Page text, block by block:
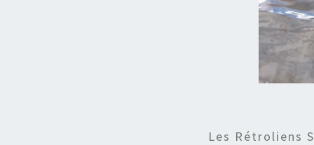
Les Rétroliens